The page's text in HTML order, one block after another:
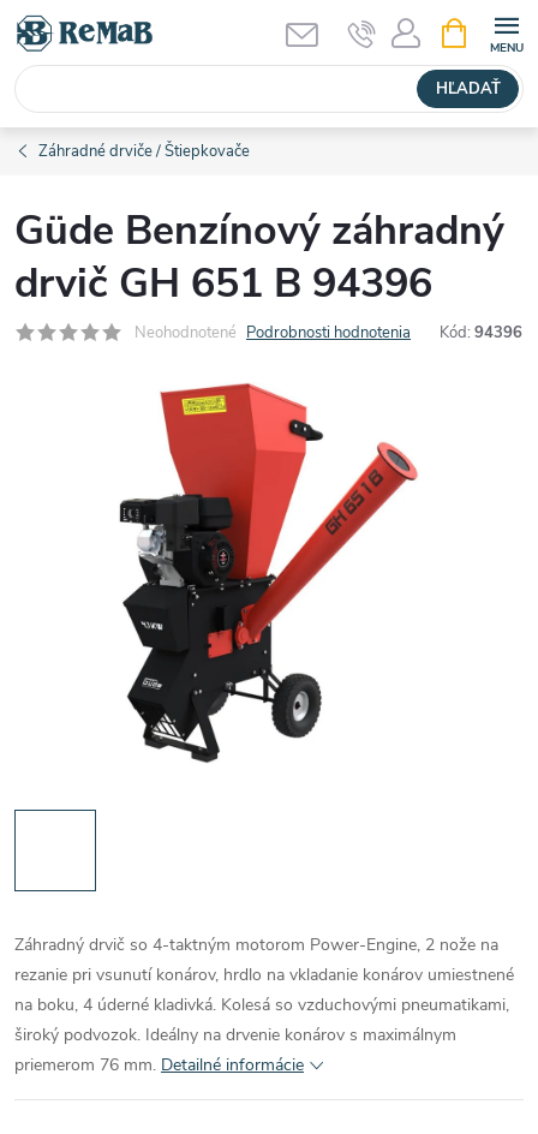
Prejsť
obsah
HĽADAŤ
KOŠÍK
Záhradné drviče / Štiepkovače
Güde Benzínový záhradný
drvič GH 651 B 94396
Neohodnotené Podrobnosti hodnotenia Kód: 94396
Záhradný drvič so 4-taktným motorom Power-Engine, 2 nože na
rezanie pri vsunutí konárov, hrdlo na vkladanie konárov umiestnené
na boku, 4 úderné kladivká. Kolesá so vzduchovými pneumatikami,
široký podvozok. Ideálny na drvenie konárov s maximálnym
priemerom 76 mm. Detailné informácie